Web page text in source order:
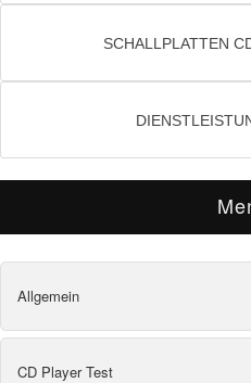
SCHALLPLATTEN
Allgemein
CD Player Test